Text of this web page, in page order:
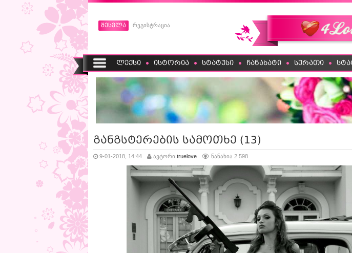
შესვლა რეგისტრაცია
ლექსი ისტორია სტატუსი ჩანახატი სურათი
განგსტერების სამოთხე (13)
9-01-2018, 14:44 ავტორი truelove ნანახია 2 598